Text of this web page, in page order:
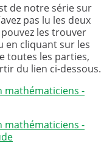
de notre série sur
pas lu les deux
les trouver
en cliquant sur les
toutes les parties,
du lien ci-dessous.
mathématiciens -
mathématiciens -